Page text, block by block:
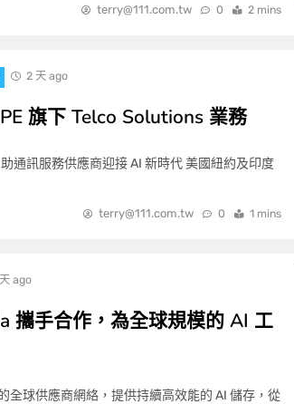
terry@111.com.tw 0 2 mins
2 天 ago
旗下 Telco Solutions 業務
通訊服務供應商迎接 AI 新時代 美國紐約及印度
terry@111.com.tw 0 1 mins
ago
攜手合作，為全球規模的 AI 工
全球供應商網絡，提供持續高效能的 AI 儲存，從